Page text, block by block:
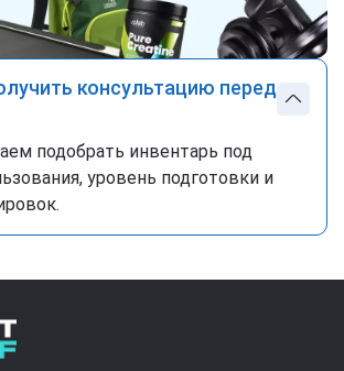
консультацию перед
подобрать инвентарь под
уровень подготовки и